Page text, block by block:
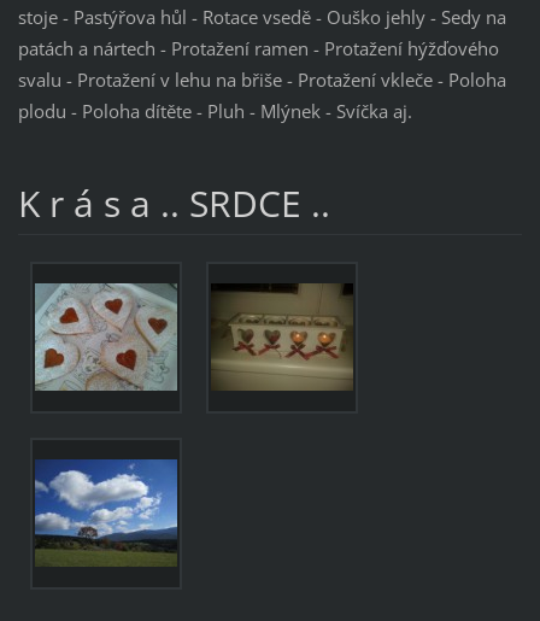
stoje - Pastýřova hůl - Rotace vsedě - Ouško jehly - Sedy na
patách a nártech - Protažení ramen - Protažení hýžďového
svalu - Protažení v lehu na břiše - Protažení vkleče - Poloha
plodu - Poloha dítěte - Pluh - Mlýnek - Svíčka aj.
K r á s a .. SRDCE ..